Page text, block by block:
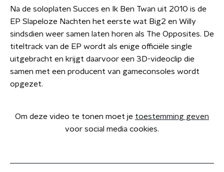
Na de soloplaten Succes en Ik Ben Twan uit 2010 is de
EP Slapeloze Nachten het eerste wat Big2 en Willy
sindsdien weer samen laten horen als The Opposites. De
titeltrack van de EP wordt als enige officiële single
uitgebracht en krijgt daarvoor een 3D-videoclip die
samen met een producent van gameconsoles wordt
opgezet.
Om deze video te tonen moet je toestemming geven
voor social media cookies.